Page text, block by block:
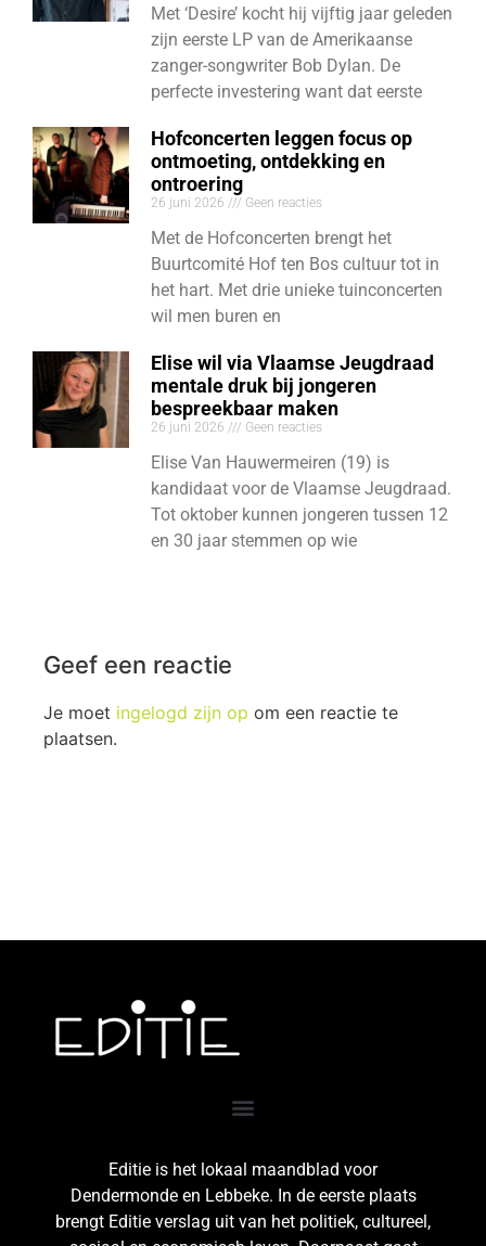
Met ‘Desire’ kocht hij vijftig jaar geleden
zijn eerste LP van de Amerikaanse
zanger-songwriter Bob Dylan. De
perfecte investering want dat eerste
Hofconcerten leggen focus op
ontmoeting, ontdekking en
ontroering
26 juni 2026 Geen reacties
Met de Hofconcerten brengt het
Buurtcomité Hof ten Bos cultuur tot in
het hart. Met drie unieke tuinconcerten
wil men buren en
Elise wil via Vlaamse Jeugdraad
mentale druk bij jongeren
bespreekbaar maken
26 juni 2026 Geen reacties
Elise Van Hauwermeiren (19) is
kandidaat voor de Vlaamse Jeugdraad.
Tot oktober kunnen jongeren tussen 12
en 30 jaar stemmen op wie
Geef een reactie
Je moet ingelogd zijn op om een reactie te
plaatsen.
Editie is het lokaal maandblad voor
Dendermonde en Lebbeke. In de eerste plaats
brengt Editie verslag uit van het politiek, cultureel,